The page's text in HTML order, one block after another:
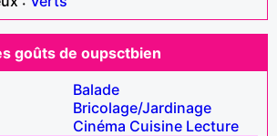
goûts de oupsctbien
Balade
Bricolage/Jardinage
Cinéma Cuisine Lecture